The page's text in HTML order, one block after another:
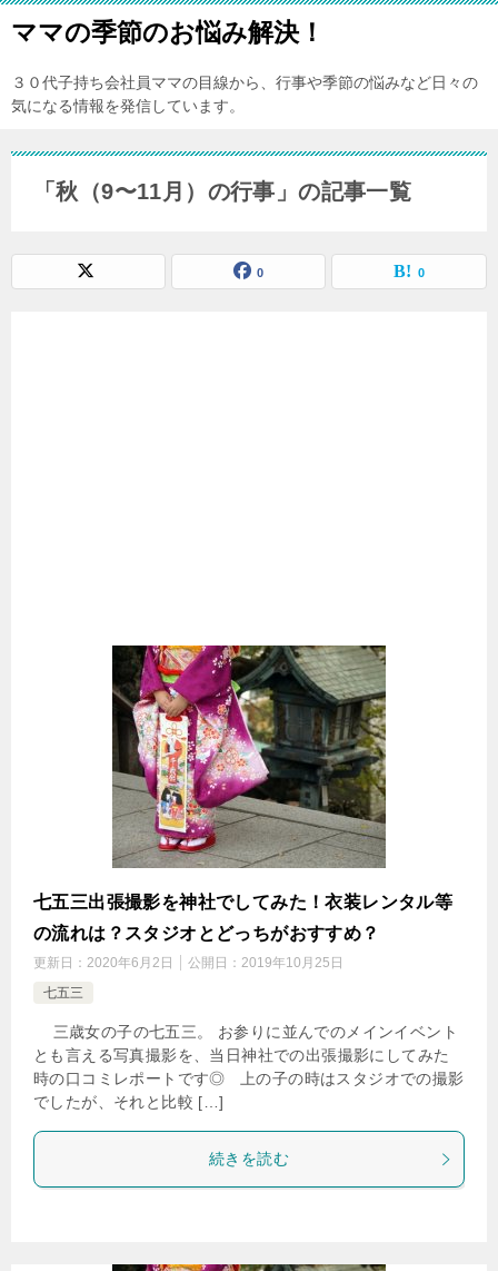
ママの季節のお悩み解決！
３０代子持ち会社員ママの目線から、行事や季節の悩みなど日々の
気になる情報を発信しています。
「秋（9〜11月）の行事」の記事一覧
0 0
七五三出張撮影を神社でしてみた！衣装レンタル等
の流れは？スタジオとどっちがおすすめ？
更新日： 2020年6月2日 公開日： 2019年10月25日
七五三
三歳女の子の七五三。 お参りに並んでのメインイベント
とも言える写真撮影を、当日神社での出張撮影にしてみた
時の口コミレポートです◎ 上の子の時はスタジオでの撮影
でしたが、それと比較 […]
続きを読む